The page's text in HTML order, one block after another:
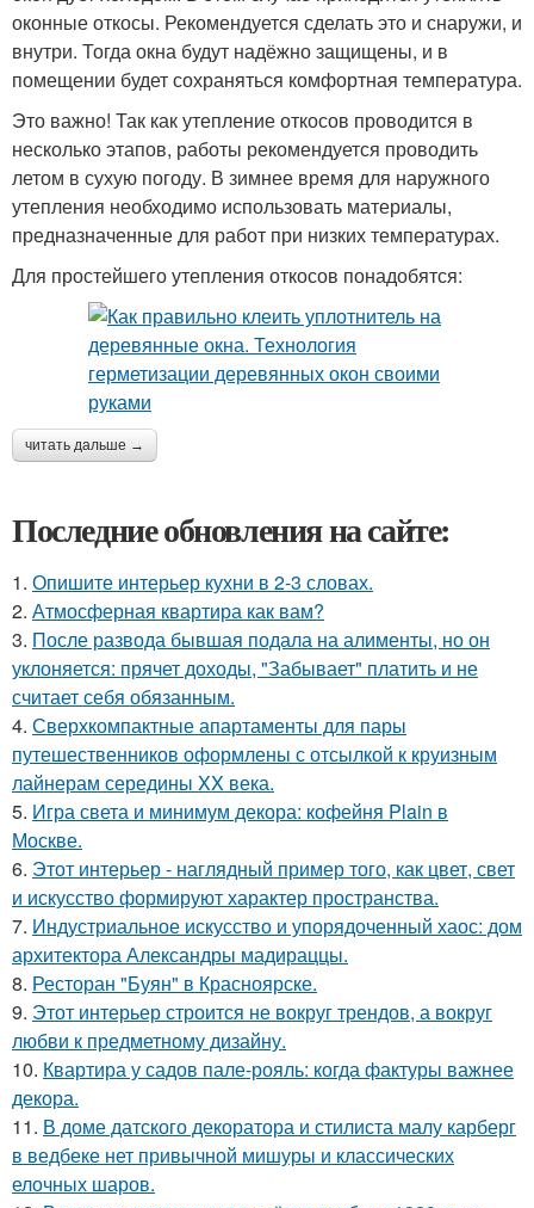
оконные откосы. Рекомендуется сделать это и снаружи, и
внутри. Тогда окна будут надёжно защищены, и в
помещении будет сохраняться комфортная температура.
Это важно! Так как утепление откосов проводится в
несколько этапов, работы рекомендуется проводить
летом в сухую погоду. В зимнее время для наружного
утепления необходимо использовать материалы,
предназначенные для работ при низких температурах.
Для простейшего утепления откосов понадобятся:
читать дальше →
Последние обновления на сайте:
1. Опишите интерьер кухни в 2-3 словах.
2. Атмосферная квартира как вам?
3. После развода бывшая подала на алименты, но он
уклоняется: прячет доходы, "Забывает" платить и не
считает себя обязанным.
4. Сверхкомпактные апартаменты для пары
путешественников оформлены с отсылкой к круизным
лайнерам середины XX века.
5. Игра света и минимум декора: кофейня Plain в
Москве.
6. Этот интерьер - наглядный пример того, как цвет, свет
и искусство формируют характер пространства.
7. Индустриальное искусство и упорядоченный хаос: дом
архитектора Александры мадираццы.
8. Ресторан "Буян" в Красноярске.
9. Этот интерьер строится не вокруг трендов, а вокруг
любви к предметному дизайну.
10. Квартира у садов пале-рояль: когда фактуры важнее
декора.
11. В доме датского декоратора и стилиста малу карберг
в ведбеке нет привычной мишуры и классических
елочных шаров.